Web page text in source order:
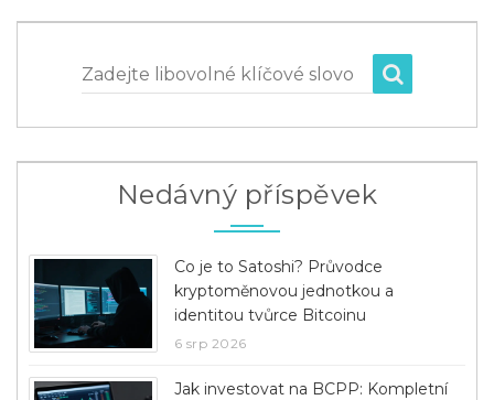
Zadejte libovolné klíčové slovo
Nedávný příspěvek
Co je to Satoshi? Průvodce
kryptoměnovou jednotkou a
identitou tvůrce Bitcoinu
6 srp 2026
Jak investovat na BCPP: Kompletní